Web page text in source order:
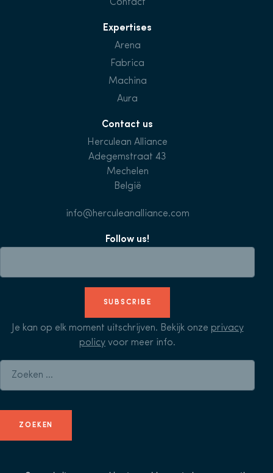
Contact
Expertises
Arena
Fabrica
Machina
Aura
Contact us
Herculean Alliance
Adegemstraat 43
Mechelen
België
info@herculeanalliance.com
Follow us!
SUBSCRIBE
Je kan op elk moment uitschrijven. Bekijk onze privacy
policy voor meer info.